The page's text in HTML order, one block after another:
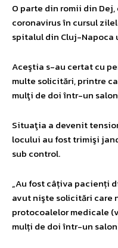
O parte din romii din
coronavirus în cursul
spitalul din Cluj-
Aceştia s-au certat cu
multe solicitări, printre
mulţi de doi într-un
Situaţia a devenit
locului au fost trimişi
sub control.
„Au fost câțiva pacienți
avut nişte solicitări care
protocoalelor medicale
mulți de doi într-un